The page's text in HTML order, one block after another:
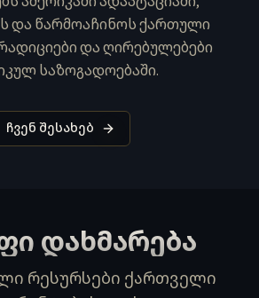
და წარმოაჩინოს ქართული
და ღირებულებები
საზოგადოებაში.
ჩვენ შესახებ
დახმარება
რესურსები ქართველი